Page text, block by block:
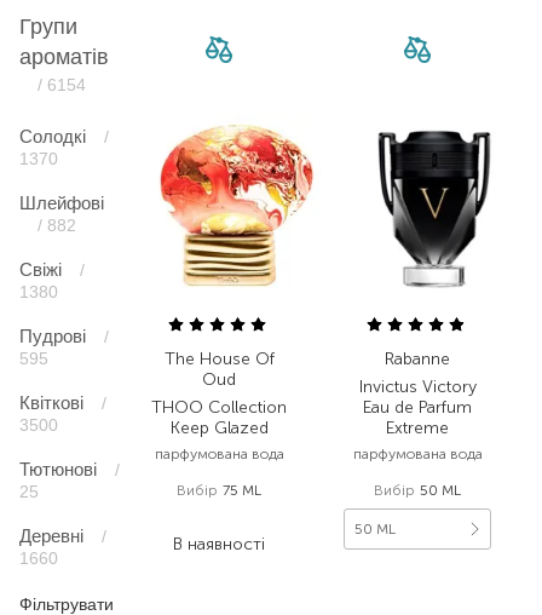
Групи
ароматів
/ 6154
Солодкі
/
1370
Шлейфові
/ 882
Свіжі
/
1380
Пудрові
/
595
Квіткові
/
3500
Тютюнові
/
25
Деревні
/
1660
Фільтрувати
The House Of
Oud
THOO Collection
Keep Glazed
парфумована вода
Вибір 75 ML
В наявності
Rabanne
Invictus Victory
Eau de Parfum
Extreme
парфумована вода
Вибір 50 ML
50 ML